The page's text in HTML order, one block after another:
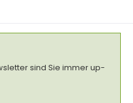
sind Sie immer up-